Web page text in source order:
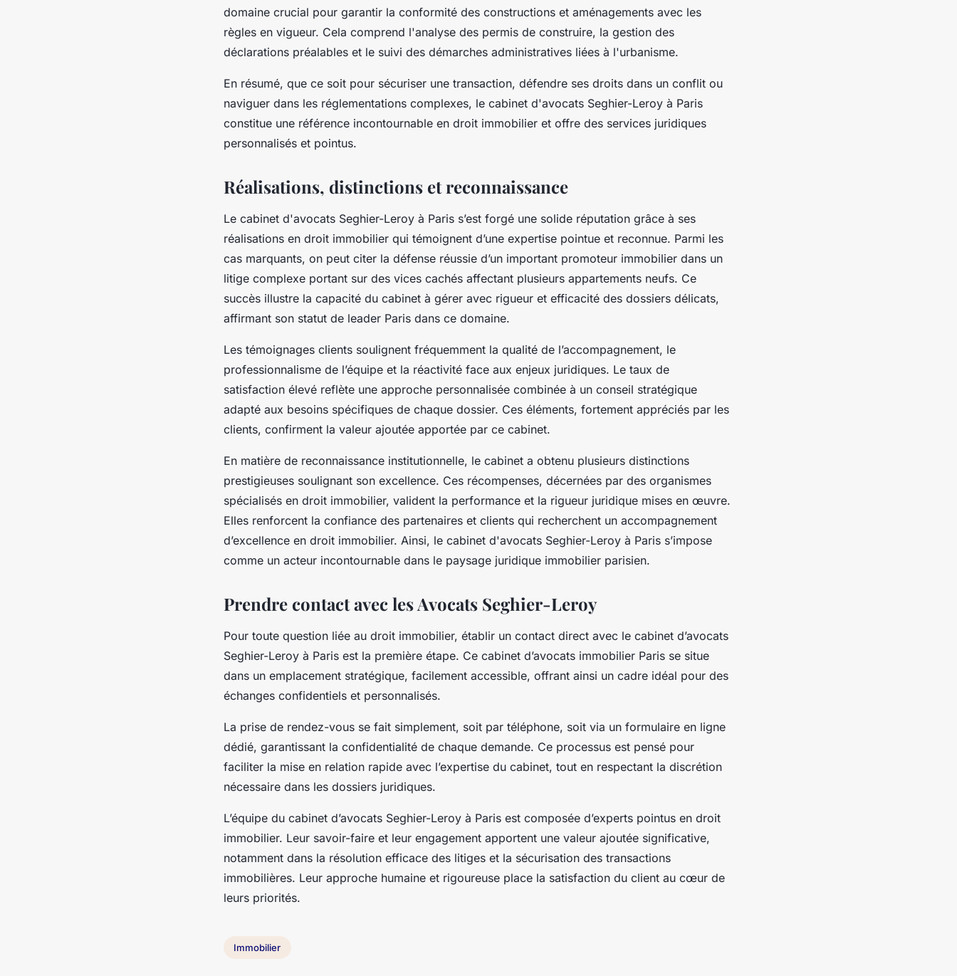
domaine crucial pour garantir la conformité des constructions et aménagements avec les
règles en vigueur. Cela comprend l'analyse des permis de construire, la gestion des
déclarations préalables et le suivi des démarches administratives liées à l'urbanisme.
En résumé, que ce soit pour sécuriser une transaction, défendre ses droits dans un conflit ou
naviguer dans les réglementations complexes, le cabinet d'avocats Seghier-Leroy à Paris
constitue une référence incontournable en droit immobilier et offre des services juridiques
personnalisés et pointus.
Réalisations, distinctions et reconnaissance
Le cabinet d'avocats Seghier-Leroy à Paris s’est forgé une solide réputation grâce à ses
réalisations en droit immobilier qui témoignent d’une expertise pointue et reconnue. Parmi les
cas marquants, on peut citer la défense réussie d’un important promoteur immobilier dans un
litige complexe portant sur des vices cachés affectant plusieurs appartements neufs. Ce
succès illustre la capacité du cabinet à gérer avec rigueur et efficacité des dossiers délicats,
affirmant son statut de leader Paris dans ce domaine.
Les témoignages clients soulignent fréquemment la qualité de l’accompagnement, le
professionnalisme de l’équipe et la réactivité face aux enjeux juridiques. Le taux de
satisfaction élevé reflète une approche personnalisée combinée à un conseil stratégique
adapté aux besoins spécifiques de chaque dossier. Ces éléments, fortement appréciés par les
clients, confirment la valeur ajoutée apportée par ce cabinet.
En matière de reconnaissance institutionnelle, le cabinet a obtenu plusieurs distinctions
prestigieuses soulignant son excellence. Ces récompenses, décernées par des organismes
spécialisés en droit immobilier, valident la performance et la rigueur juridique mises en œuvre.
Elles renforcent la confiance des partenaires et clients qui recherchent un accompagnement
d’excellence en droit immobilier. Ainsi, le cabinet d'avocats Seghier-Leroy à Paris s’impose
comme un acteur incontournable dans le paysage juridique immobilier parisien.
Prendre contact avec les Avocats Seghier-Leroy
Pour toute question liée au droit immobilier, établir un contact direct avec le cabinet d’avocats
Seghier-Leroy à Paris est la première étape. Ce cabinet d’avocats immobilier Paris se situe
dans un emplacement stratégique, facilement accessible, offrant ainsi un cadre idéal pour des
échanges confidentiels et personnalisés.
La prise de rendez-vous se fait simplement, soit par téléphone, soit via un formulaire en ligne
dédié, garantissant la confidentialité de chaque demande. Ce processus est pensé pour
faciliter la mise en relation rapide avec l’expertise du cabinet, tout en respectant la discrétion
nécessaire dans les dossiers juridiques.
L’équipe du cabinet d’avocats Seghier-Leroy à Paris est composée d’experts pointus en droit
immobilier. Leur savoir-faire et leur engagement apportent une valeur ajoutée significative,
notamment dans la résolution efficace des litiges et la sécurisation des transactions
immobilières. Leur approche humaine et rigoureuse place la satisfaction du client au cœur de
leurs priorités.
Immobilier